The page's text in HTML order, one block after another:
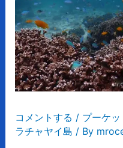
コメントする / プーケ
ラチャヤイ島 / By